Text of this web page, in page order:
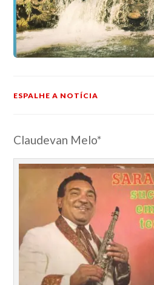
ESPALHE A NOTÍCIA
Claudevan Melo*